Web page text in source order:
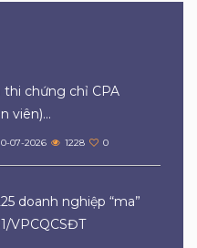
thi chứng chỉ CPA
viên)...
07-2026 1228 0
doanh nghiệp “ma”
VPCQCSĐT